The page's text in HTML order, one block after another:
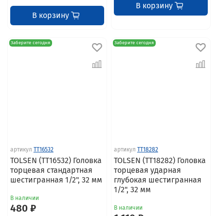
В корзину
В корзину
Заберите сегодня
артикул TT16532
TOLSEN (TT16532) Головка
торцевая стандартная
шестигранная 1/2", 32 мм
В наличии
480 ₽
Заберите сегодня
артикул TT18282
TOLSEN (TT18282) Головка
торцевая ударная
глубокая шестигранная
1/2", 32 мм
В наличии